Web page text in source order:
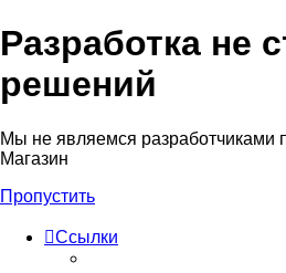
Разработка не
решений
Мы не являемся разработчиками
Магазин
Пропустить
Ссылки